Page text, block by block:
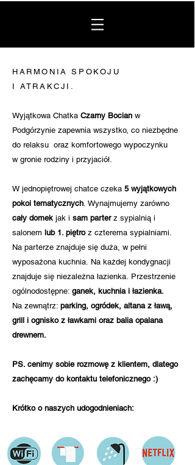
HARMONIA SPOKOJU
I ATRAKCJI.
Wyjątkowa Chatka Czarny Bocian w
Podgórzynie zapewnia wszystko, co niezbędne
do relaksu oraz komfortowego wypoczynku
w gronie rodziny i przyjaciół.
W jednopiętrowej chatce czeka 5 wyjątkowych
pokoi tematycznych. Wynajmujemy zarówno
cały domek jak i sam parterz sypialnią i
salonem lub 1. piętroz czterema sypialniami.
Na parterze znajduje się duża, w pełni
wyposażona kuchnia. Na każdej kondygnacji
znajduje się niezależna łazienka. Przestrzenie
ogólnodostępne: ganek, kuchnia i łazienka.
Na zewnątrz: parking, ogródek, altana z ławą,
grill i ognisko z ławkami oraz balia opalana
drewnem.
PS. cenimy sobie rozmowę z klientem, dlatego
zachęcamy do kontaktu telefonicznego :)
Krótko o naszych udogodnieniach: